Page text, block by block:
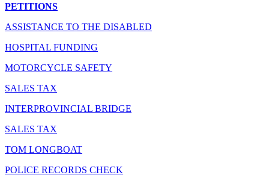
PETITIONS
ASSISTANCE TO THE DISABLED
HOSPITAL FUNDING
MOTORCYCLE SAFETY
SALES TAX
INTERPROVINCIAL BRIDGE
SALES TAX
TOM LONGBOAT
POLICE RECORDS CHECK